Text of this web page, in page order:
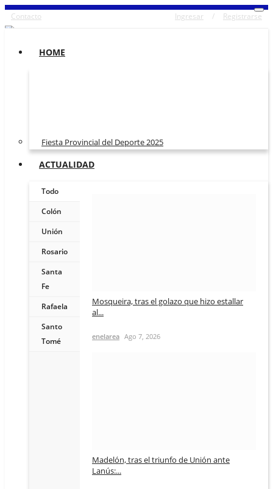
Contacto Ingresar / Registrarse
HOME
Fiesta Provincial del Deporte 2025
ACTUALIDAD
Todo
Colón
Unión
Rosario
Santa
Fe
Rafaela
Santo
Tomé
Mosqueira, tras el golazo que hizo estallar
al...
enelarea Ago 7, 2026
Madelón, tras el triunfo de Unión ante
Lanús:...